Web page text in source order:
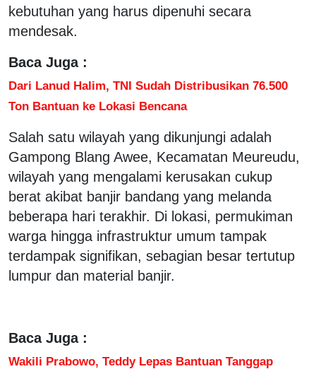
kebutuhan yang harus dipenuhi secara
mendesak.
Baca Juga :
Dari Lanud Halim, TNI Sudah Distribusikan 76.500
Ton Bantuan ke Lokasi Bencana
Salah satu wilayah yang dikunjungi adalah
Gampong Blang Awee, Kecamatan Meureudu,
wilayah yang mengalami kerusakan cukup
berat akibat banjir bandang yang melanda
beberapa hari terakhir. Di lokasi, permukiman
warga hingga infrastruktur umum tampak
terdampak signifikan, sebagian besar tertutup
lumpur dan material banjir.
Baca Juga :
Wakili Prabowo, Teddy Lepas Bantuan Tanggap